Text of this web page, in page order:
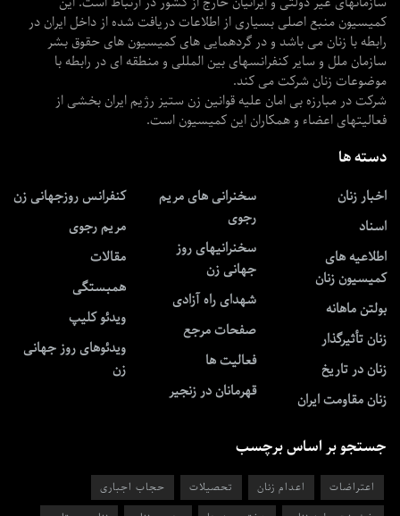
کمیسیون منبع اصلی بسیاری از اطلاعات دریافت شده از داخل ایران در
رابطه با زنان می باشد و در گردهمایی های کمیسیون های حقوق بشر
سازمان ملل و سایر کنفرانسهای بین المللی و منطقه ای در رابطه با
موضوعات زنان شرکت می کند.
شرکت در مبارزه بی امان علیه قوانین زن ستیز رژیم ایران بخشی از
فعالیتهای اعضاء و همکاران این کمیسیون است.
دسته ها
اخبار زنان
اسناد
اطلاعیه های
کمیسیون زنان
بولتن ماهانه
زنان تأثیرگذار
زنان در تاریخ
زنان مقاومت ایران
سخنرانی های مریم
رجوی
سخنرانیهای روز
جهانی زن
شهدای راه آزادی
صفحات مرجع
فعالیت ها
قهرمانان در زنجیر
کنفرانس روزجهانی زن
مریم رجوی
مقالات
همبستگی
ویدئو کلیپ
ویدئوهای روز جهانی
زن
جستجو بر اساس برچسب
اعتراضات اعدام زنان تحصیلات
حجاب اجباری